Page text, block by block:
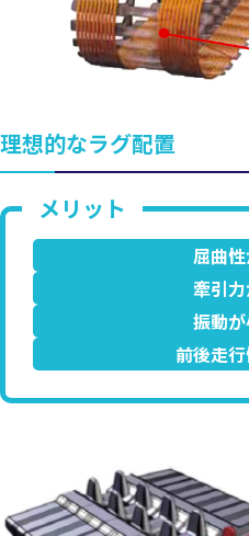
理想的なラグ配置
屈曲
牽引
振動
前後走